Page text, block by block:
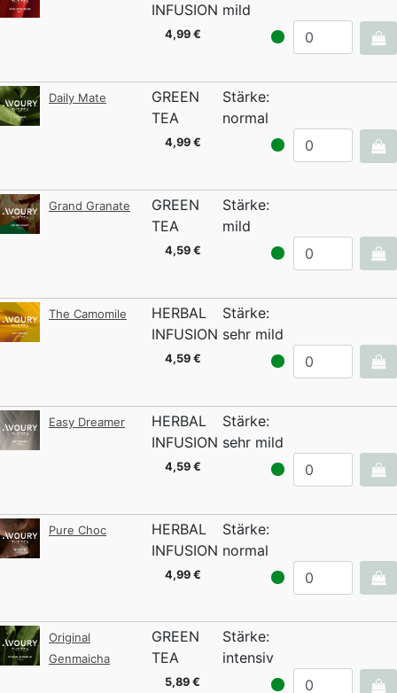
INFUSION mild
4,99 €
Daily Mate
GREEN
TEA
Stärke:
normal
4,99 €
Grand Granate
GREEN
TEA
Stärke:
mild
4,59 €
The Camomile
HERBAL
INFUSION
Stärke:
sehr mild
4,59 €
Easy Dreamer
HERBAL
INFUSION
Stärke:
sehr mild
4,59 €
Pure Choc
HERBAL
INFUSION
Stärke:
normal
4,99 €
Original
Genmaicha
GREEN
TEA
Stärke:
intensiv
5,89 €